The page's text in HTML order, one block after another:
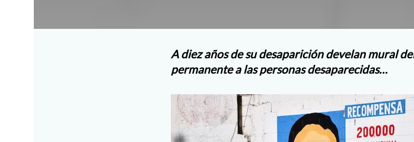
A diez años de su desaparición develan mural
permanente a las personas desaparecidas…